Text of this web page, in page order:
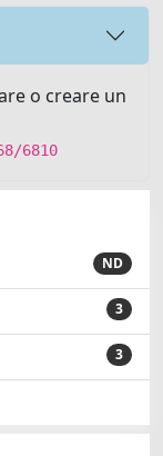
o creare un
6810
ND
3
3